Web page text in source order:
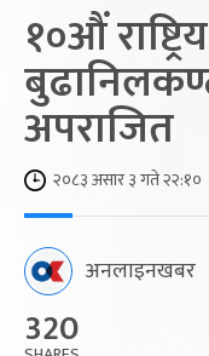
१०औं
अपराजित
२०८३ असार ३ गते २२:१०
अनलाइनखबर
320